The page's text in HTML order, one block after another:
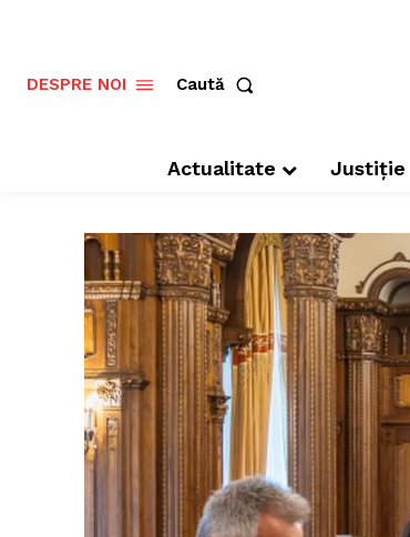
DESPRE NOI Caută
Actualitate Justiție